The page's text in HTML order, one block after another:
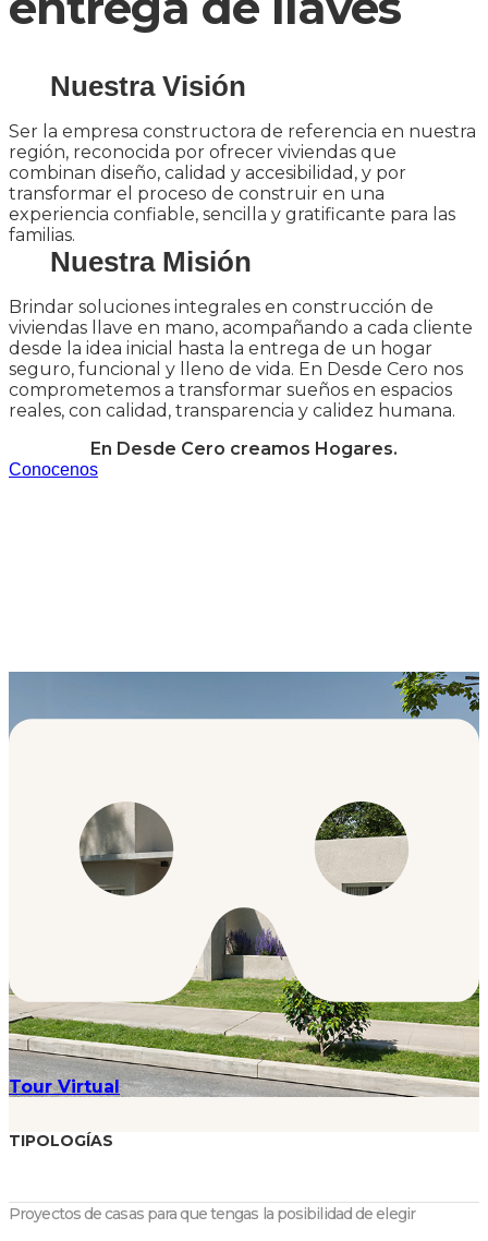
Nuestra Visión
Ser la empresa constructora de referencia en nuestra
región, reconocida por ofrecer viviendas que
combinan diseño, calidad y accesibilidad, y por
transformar el proceso de construir en una
experiencia confiable, sencilla y gratificante para las
familias.
Nuestra Misión
Brindar soluciones integrales en construcción de
viviendas llave en mano, acompañando a cada cliente
desde la idea inicial hasta la entrega de un hogar
seguro, funcional y lleno de vida. En Desde Cero nos
comprometemos a transformar sueños en espacios
reales, con calidad, transparencia y calidez humana.
En Desde Cero creamos Hogares.
Conocenos
Tour Virtual
TIPOLOGÍAS
Proyectos de casas para que tengas la posibilidad de elegir